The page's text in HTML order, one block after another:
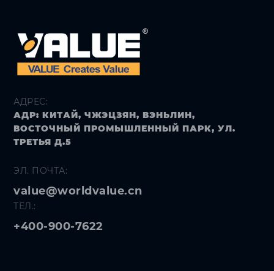
АДРЕС:
АДР: КИТАЙ, ЧЖЭЦЗЯН, ВЭНЬЛИН,
ВОСТОЧНЫЙ ПРОМЫШЛЕННЫЙ ПАРК, УЛ.
ТРЕТЬЯ Д.5
ЭЛ. ПОЧТА:
value@worldvalue.cn
ТЕЛ.:
+400-900-7622